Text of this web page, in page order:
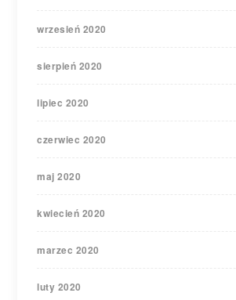
wrzesień 2020
sierpień 2020
lipiec 2020
czerwiec 2020
maj 2020
kwiecień 2020
marzec 2020
luty 2020